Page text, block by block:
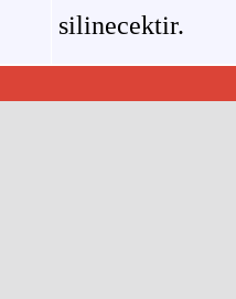
silinecektir.